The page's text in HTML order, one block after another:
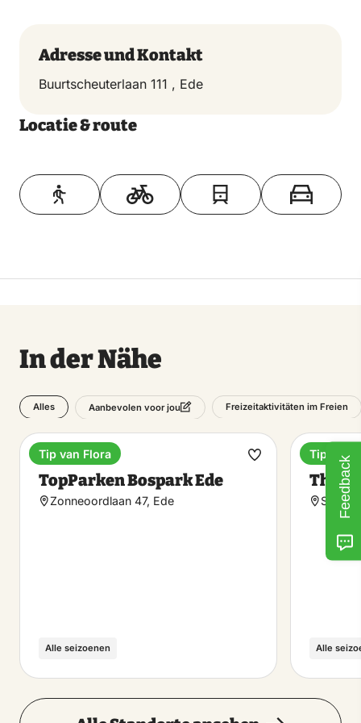
Adresse und Kontakt
Buurtscheuterlaan 111 , Ede
Locatie & route
Toon op kaart
In der Nähe
Alles Aanbevolen voor jou Freizeitaktivitäten im Freien
Ferienpark
TopParken Bospark Ede
Zonneoordlaan 47, Ede
Alle seizoenen
Tip van Flora
Favorit
The
Alle
Tip van
Feedback